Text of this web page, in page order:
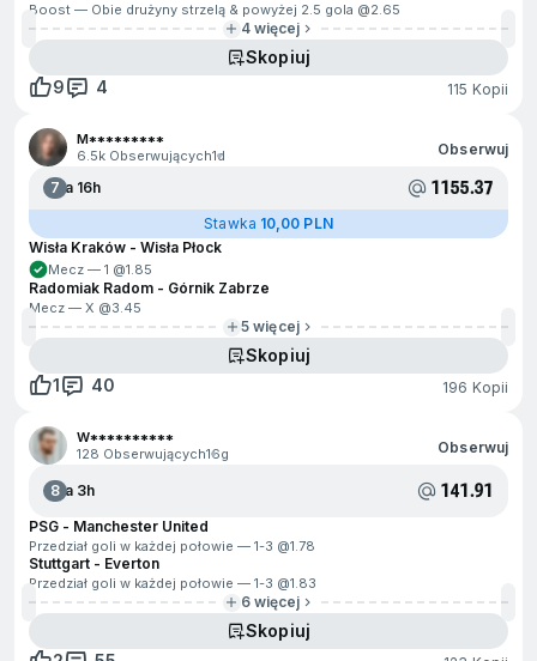
Boost — Obie drużyny strzelą & powyżej 2.5 gola @2.65
4 więcej
Skopiuj
9
4 115 Kopii
M*********
6.5k Obserwujących1d Obserwuj
7Za 16h 1155.37
Stawka 10,00 PLN
Wisła Kraków - Wisła Płock
Mecz — 1 @1.85
Radomiak Radom - Górnik Zabrze
Mecz — X @3.45
5 więcej
Skopiuj
1
40 196 Kopii
W**********
128 Obserwujących16g Obserwuj
8Za 3h 141.91
PSG - Manchester United
Przedział goli w każdej połowie — 1-3 @1.78
Stuttgart - Everton
Przedział goli w każdej połowie — 1-3 @1.83
6 więcej
Skopiuj